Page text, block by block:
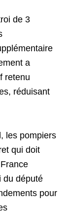
de 3
a
retenu
réduisant
les pompiers
qui doit
du député
pour